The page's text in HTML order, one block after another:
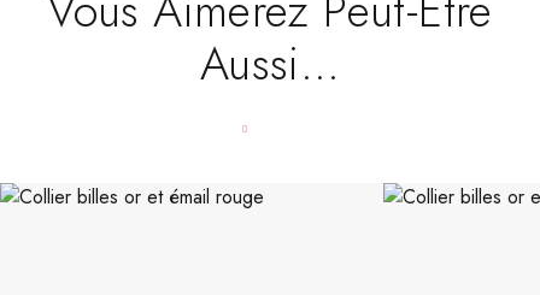
Aussi…